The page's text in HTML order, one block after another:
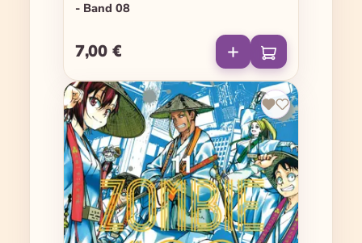
- Band 08
Regulärer Preis:
7,00 €